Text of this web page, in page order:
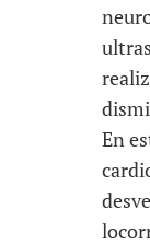
En